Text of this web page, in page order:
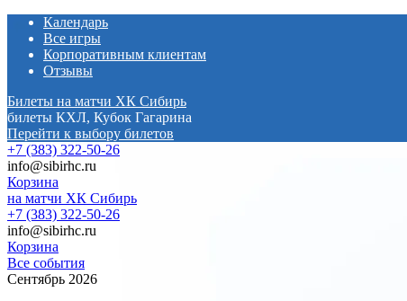
Календарь
Все игры
Корпоративным клиентам
Отзывы
Билеты на матчи ХК Сибирь
билеты КХЛ, Кубок Гагарина
Перейти к выбору билетов
+7 (383) 322-50-26
info@sibirhc.ru
Корзина
на матчи ХК Сибирь
+7 (383) 322-50-26
info@sibirhc.ru
Корзина
Все события
Сентябрь 2026